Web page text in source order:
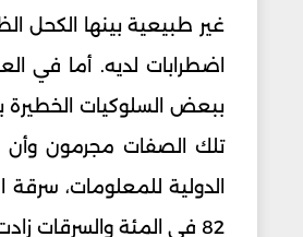
غير طبيعية بينها الكحل
اضطرابات لديه. أما في
ببعض السلوكيات الخطيرة
تلك الصفات مجرمون وأن